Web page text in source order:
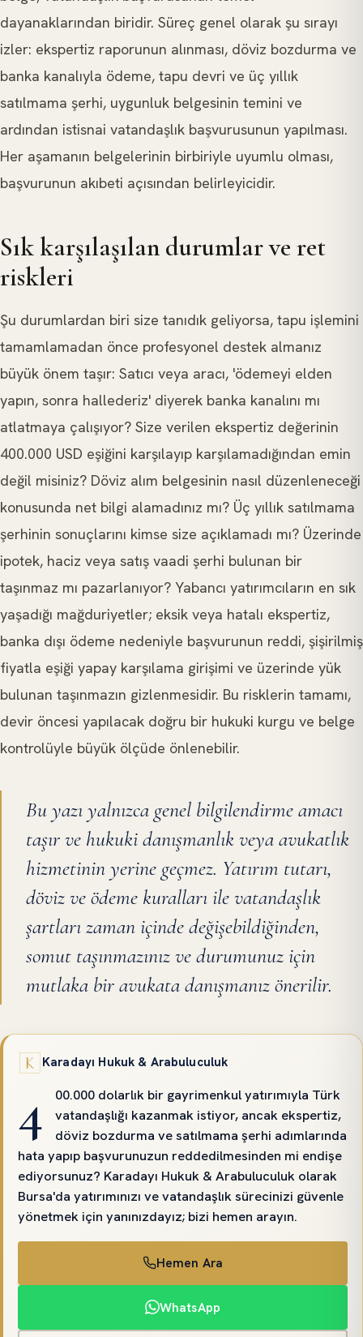
dayanaklarından biridir. Süreç genel olarak şu sırayı
izler: ekspertiz raporunun alınması, döviz bozdurma ve
banka kanalıyla ödeme, tapu devri ve üç yıllık
satılmama şerhi, uygunluk belgesinin temini ve
ardından istisnai vatandaşlık başvurusunun yapılması.
Her aşamanın belgelerinin birbiriyle uyumlu olması,
başvurunun akıbeti açısından belirleyicidir.
Sık karşılaşılan durumlar ve ret
riskleri
Şu durumlardan biri size tanıdık geliyorsa, tapu işlemini
tamamlamadan önce profesyonel destek almanız
büyük önem taşır: Satıcı veya aracı, 'ödemeyi elden
yapın, sonra hallederiz' diyerek banka kanalını mı
atlatmaya çalışıyor? Size verilen ekspertiz değerinin
400.000 USD eşiğini karşılayıp karşılamadığından emin
değil misiniz? Döviz alım belgesinin nasıl düzenleneceği
konusunda net bilgi alamadınız mı? Üç yıllık satılmama
şerhinin sonuçlarını kimse size açıklamadı mı? Üzerinde
ipotek, haciz veya satış vaadi şerhi bulunan bir
taşınmaz mı pazarlanıyor? Yabancı yatırımcıların en sık
yaşadığı mağduriyetler; eksik veya hatalı ekspertiz,
banka dışı ödeme nedeniyle başvurunun reddi, şişirilmiş
fiyatla eşiği yapay karşılama girişimi ve üzerinde yük
bulunan taşınmazın gizlenmesidir. Bu risklerin tamamı,
devir öncesi yapılacak doğru bir hukuki kurgu ve belge
kontrolüyle büyük ölçüde önlenebilir.
Bu yazı yalnızca genel bilgilendirme amacı
taşır ve hukuki danışmanlık veya avukatlık
hizmetinin yerine geçmez. Yatırım tutarı,
döviz ve ödeme kuralları ile vatandaşlık
şartları zaman içinde değişebildiğinden,
somut taşınmazınız ve durumunuz için
mutlaka bir avukata danışmanız önerilir.
Karadayı Hukuk & Arabuluculuk
4
00.000 dolarlık bir gayrimenkul yatırımıyla Türk
vatandaşlığı kazanmak istiyor, ancak ekspertiz,
döviz bozdurma ve satılmama şerhi adımlarında
hata yapıp başvurunuzun reddedilmesinden mi endişe
ediyorsunuz? Karadayı Hukuk & Arabuluculuk olarak
Bursa'da yatırımınızı ve vatandaşlık sürecinizi güvenle
yönetmek için yanınızdayız; bizi hemen arayın.
Hemen Ara
WhatsApp